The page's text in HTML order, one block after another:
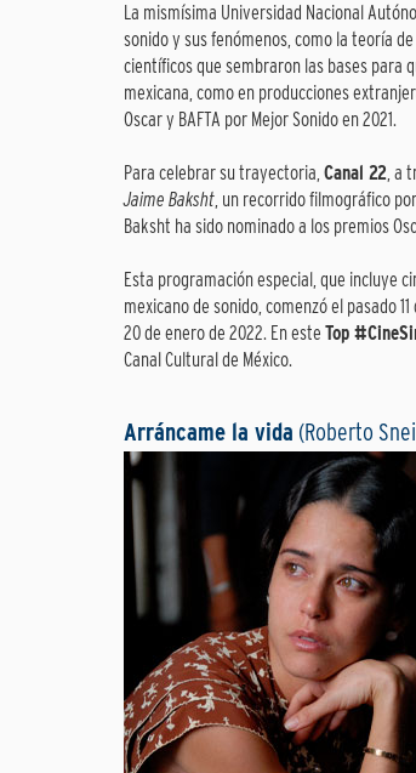
La mismísima Universidad Nacional
sonido y sus fenómenos, como la teoría
científicos que sembraron las bases para
mexicana, como en producciones
Oscar y BAFTA por Mejor Sonido en 2021.
Para celebrar su trayectoria, Canal 22, a
Jaime Baksht, un recorrido filmográfico
Baksht ha sido nominado a los premios
Esta programación especial, que incluye
mexicano de sonido, comenzó el pasado
20 de enero de 2022. En este Top
Canal Cultural de México.
Arráncame la vida (Roberto